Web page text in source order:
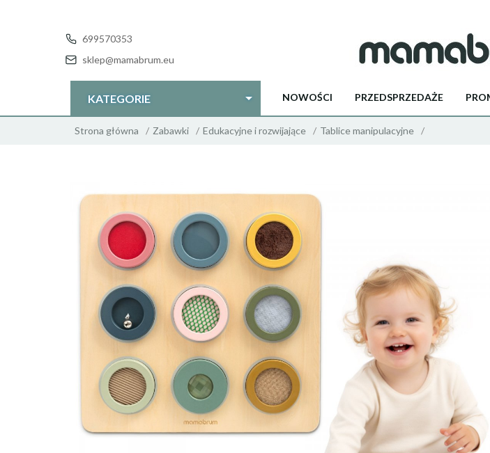
699570353
sklep@mamabrum.eu
KATEGORIE NOWOŚCI PRZEDSPRZEDAŻE
Strona główna Zabawki Edukacyjne i rozwijające Tablice manipulacyjne